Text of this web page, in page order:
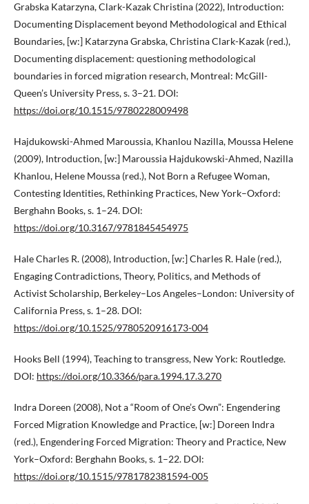
Grabska Katarzyna, Clark-Kazak Christina (2022), Introduction:
Documenting Displacement beyond Methodological and Ethical
Boundaries, [w:] Katarzyna Grabska, Christina Clark-Kazak (red.),
Documenting displacement: questioning methodological
boundaries in forced migration research, Montreal: McGill-
Queen’s University Press, s. 3–21. DOI:
https://doi.org/10.1515/9780228009498
Hajdukowski-Ahmed Maroussia, Khanlou Nazilla, Moussa Helene
(2009), Introduction, [w:] Maroussia Hajdukowski-Ahmed, Nazilla
Khanlou, Helene Moussa (red.), Not Born a Refugee Woman,
Contesting Identities, Rethinking Practices, New York–Oxford:
Berghahn Books, s. 1–24. DOI:
https://doi.org/10.3167/9781845454975
Hale Charles R. (2008), Introduction, [w:] Charles R. Hale (red.),
Engaging Contradictions, Theory, Politics, and Methods of
Activist Scholarship, Berkeley–Los Angeles–London: University of
California Press, s. 1–28. DOI:
https://doi.org/10.1525/9780520916173-004
Hooks Bell (1994), Teaching to transgress, New York: Routledge.
DOI: https://doi.org/10.3366/para.1994.17.3.270
Indra Doreen (2008), Not a “Room of One’s Own”: Engendering
Forced Migration Knowledge and Practice, [w:] Doreen Indra
(red.), Engendering Forced Migration: Theory and Practice, New
York–Oxford: Berghahn Books, s. 1–22. DOI:
https://doi.org/10.1515/9781782381594-005